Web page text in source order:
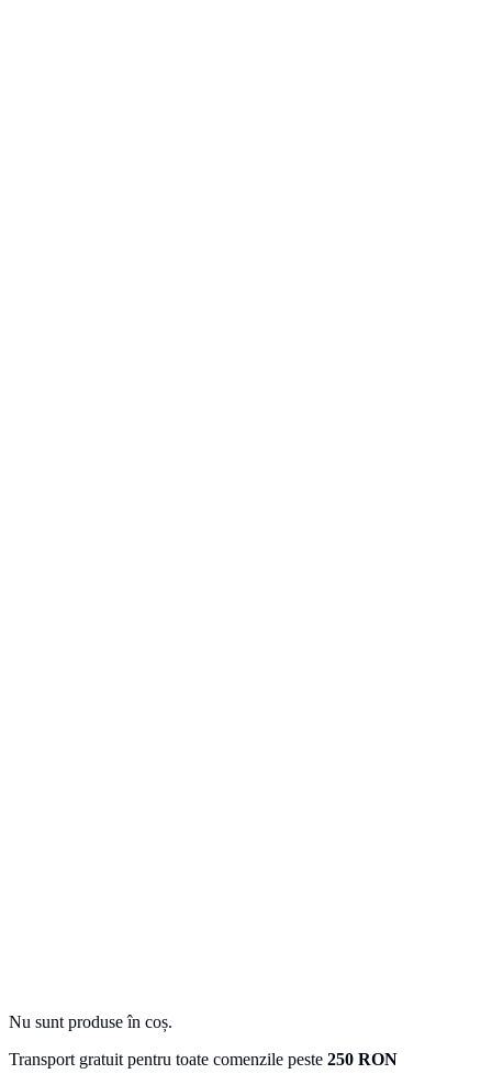
Nu sunt produse în coș.
Transport gratuit pentru toate comenzile peste 250 RON